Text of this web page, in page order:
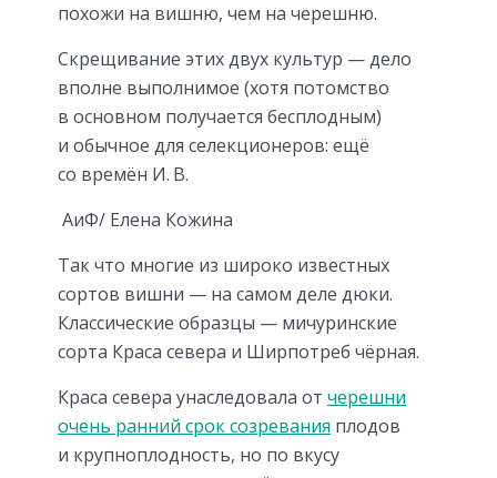
похожи на вишню, чем на черешню.
Скрещивание этих двух культур — дело
вполне выполнимое (хотя потомство
в основном получается бесплодным)
и обычное для селекционеров: ещё
со времён И. В.
АиФ/ Елена Кожина
Так что многие из широко известных
сортов вишни — на самом деле дюки.
Классические образцы — мичуринские
сорта Краса севера и Ширпотреб чёрная.
Краса севера унаследовала от черешни
очень ранний срок созревания плодов
и крупноплодность, но по вкусу